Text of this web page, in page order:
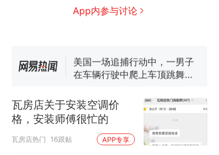
App内参与讨论
争议，此前一天内数万人从摩
洛哥涌入西班牙
新 费大厨“全国小炒肉大王”称
号，仅凭视频评出？中国烹饪
140多朵
美国一场追捕行动中，一男子
在车辆行驶中爬上车顶跳舞。
官方通报
美国渔民钓获鲨鱼徒手将其拽
回大海 目击者直呼震惊 （视频
来源：参考消息）
西班牙飞地休达边境，摩洛
瓦房店关于安装空调价
格，安装师傅很忙的
瓦房店热门 16跟贴 APP专享